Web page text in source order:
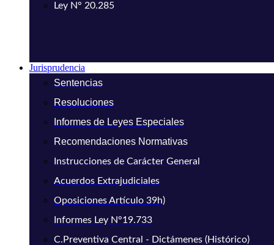
Ley N° 20.285
Jurisprudencia
Sentencias
Resoluciones
Informes de Leyes Especiales
Recomendaciones Normativas
Instrucciones de Carácter General
Acuerdos Extrajudiciales
Oposiciones Artículo 39h)
Informes Ley N°19.733
C.Preventiva Central - Dictámenes (Histórico)